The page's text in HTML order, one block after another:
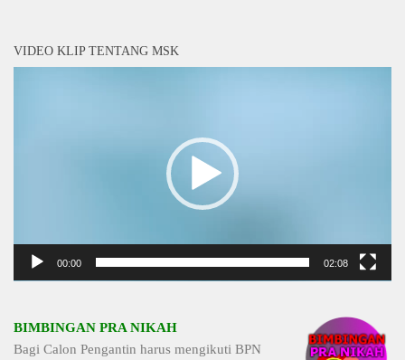
VIDEO KLIP TENTANG MSK
00:00 02:08
BIMBINGAN PRA NIKAH
Bagi Calon Pengantin harus mengikuti BPN